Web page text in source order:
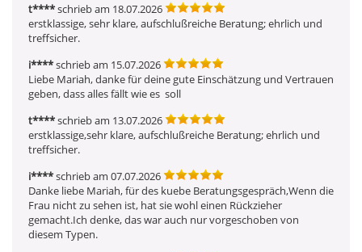
t****schrieb am 18.07.2026
erstklassige, sehr klare, aufschlußreiche Beratung; ehrlich und
treffsicher.
i****schrieb am 15.07.2026
Liebe Mariah, danke für deine gute Einschätzung und Vertrauen
geben, dass alles fällt wie es  soll
t****schrieb am 13.07.2026
erstklassige,sehr klare, aufschlußreiche Beratung; ehrlich und
treffsicher.
i****schrieb am 07.07.2026
Danke liebe Mariah, für des kuebe Beratungsgespräch,Wenn die
Frau nicht zu sehen ist, hat sie wohl einen Rückzieher
gemacht.Ich denke, das war auch nur vorgeschoben von
diesem Typen.